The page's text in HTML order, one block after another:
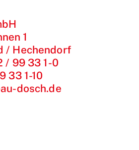
1
/ Hechendorf
/ 99 33 1-0
33 1-10
dosch.de